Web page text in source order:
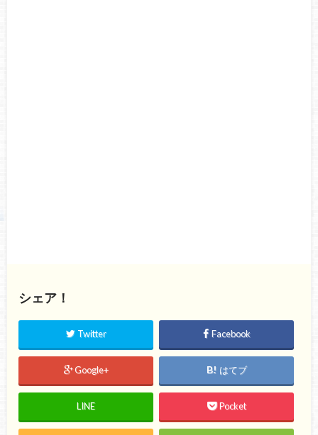
シェア！
Twitter Facebook
Google+ はてブ
LINE Pocket